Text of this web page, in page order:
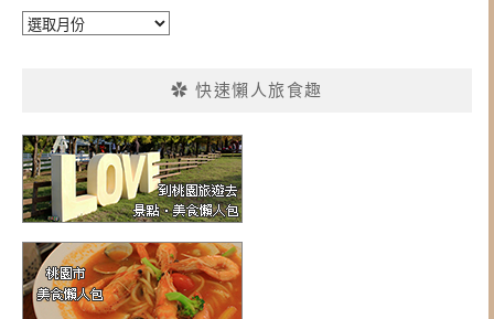
彙
✿ 快速懶人旅食趣